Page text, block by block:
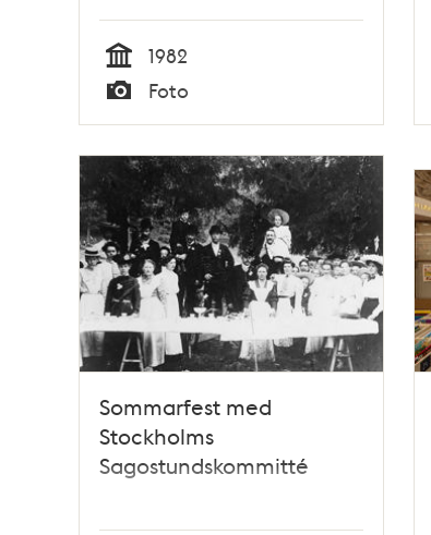
Tid
1982
Typ
Foto
Sommarfest med
Stockholms
Sagostundskommitté